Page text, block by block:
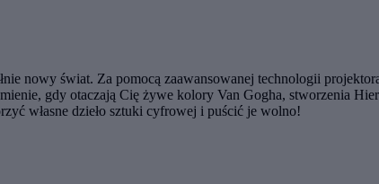
nowy świat. Za pomocą zaawansowanej technologii
gdy otaczają Cię żywe kolory Van Gogha, stworzenia
własne dzieło sztuki cyfrowej i puścić je wolno!